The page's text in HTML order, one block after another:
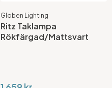
Globen Lighting
Ritz Taklampa
Rökfärgad/Mattsvart